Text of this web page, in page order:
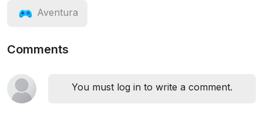
Aventura
Comments
You must log in to write a comment.